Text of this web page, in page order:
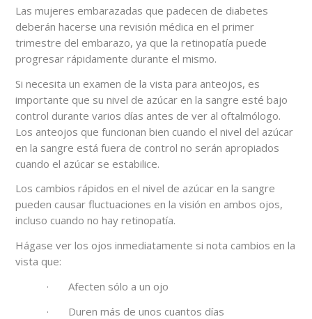
Las mujeres embarazadas que padecen de diabetes
deberán hacerse una revisión médica en el primer
trimestre del embarazo, ya que la retinopatía puede
progresar rápidamente durante el mismo.
Si necesita un examen de la vista para anteojos, es
importante que su nivel de azúcar en la sangre esté bajo
control durante varios días antes de ver al oftalmólogo.
Los anteojos que funcionan bien cuando el nivel del azúcar
en la sangre está fuera de control no serán apropiados
cuando el azúcar se estabilice.
Los cambios rápidos en el nivel de azúcar en la sangre
pueden causar fluctuaciones en la visión en ambos ojos,
incluso cuando no hay retinopatía.
Hágase ver los ojos inmediatamente si nota cambios en la
vista que:
· Afecten sólo a un ojo
· Duren más de unos cuantos días